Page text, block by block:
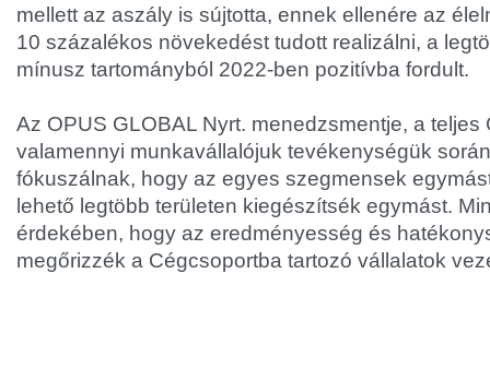
mellett az aszály is sújtotta, ennek ellenére az
10 százalékos növekedést tudott realizálni, a
mínusz tartományból 2022-ben pozitívba fordult.
Az OPUS GLOBAL Nyrt. menedzsmentje, a teljes
valamennyi munkavállalójuk tevékenységük
fókuszálnak, hogy az egyes szegmensek
lehető legtöbb területen kiegészítsék egymást.
érdekében, hogy az eredményesség és
megőrizzék a Cégcsoportba tartozó vállalatok